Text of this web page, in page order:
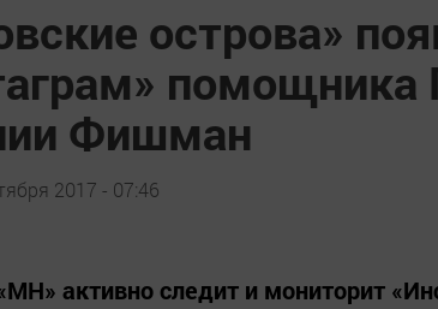
острова»
помощника
Фишман
2017 - 07:46
активно следит и мониторит